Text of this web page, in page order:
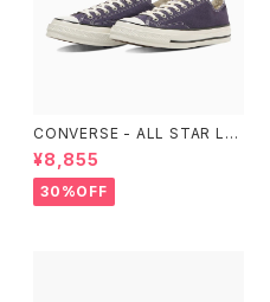
CONVERSE - ALL STAR LG
CY OX （Purple）
¥8,855
30%OFF